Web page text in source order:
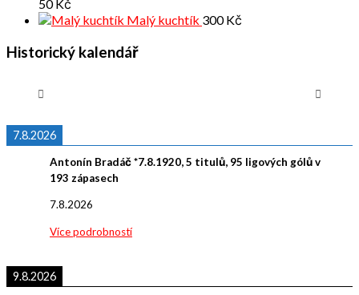
50 Kč
Malý kuchtík 300Kč
Historický kalendář
7.8.2026
Antonín Bradáč *7.8.1920, 5 titulů, 95 ligových gólů v
193 zápasech
7.8.2026
Více podrobností
9.8.2026